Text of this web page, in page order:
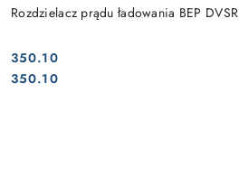
Rozdzielacz prądu ładowania BEP DVSR
Cena:
350.10
Cena:
350.10